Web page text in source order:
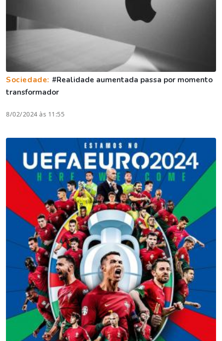
Sociedade: #Realidade aumentada passa por momento
transformador
8/02/2024 às 11:55